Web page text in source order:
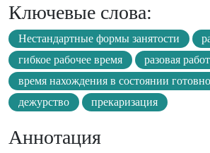
Ключевые слова:
Нестандартные формы занятости
гибкое рабочее время
разовая
время нахождения в состоянии
дежурство
прекаризация
Аннотация